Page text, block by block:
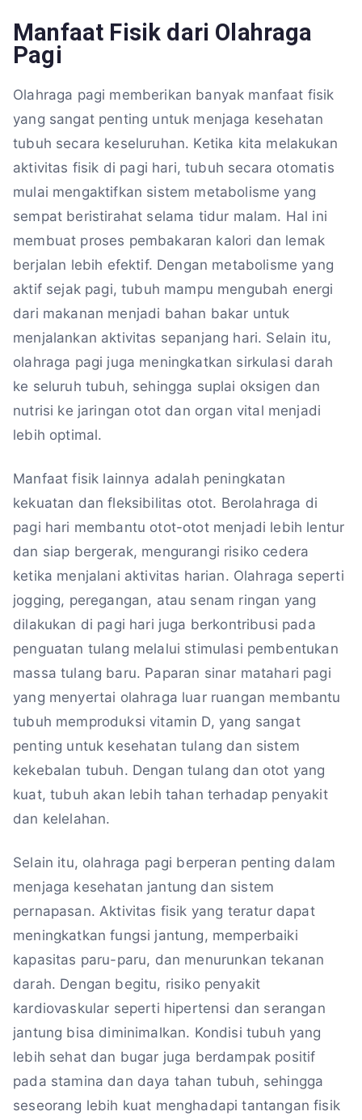
Manfaat Fisik dari Olahraga
Pagi
Olahraga pagi memberikan banyak manfaat fisik
yang sangat penting untuk menjaga kesehatan
tubuh secara keseluruhan. Ketika kita melakukan
aktivitas fisik di pagi hari, tubuh secara otomatis
mulai mengaktifkan sistem metabolisme yang
sempat beristirahat selama tidur malam. Hal ini
membuat proses pembakaran kalori dan lemak
berjalan lebih efektif. Dengan metabolisme yang
aktif sejak pagi, tubuh mampu mengubah energi
dari makanan menjadi bahan bakar untuk
menjalankan aktivitas sepanjang hari. Selain itu,
olahraga pagi juga meningkatkan sirkulasi darah
ke seluruh tubuh, sehingga suplai oksigen dan
nutrisi ke jaringan otot dan organ vital menjadi
lebih optimal.
Manfaat fisik lainnya adalah peningkatan
kekuatan dan fleksibilitas otot. Berolahraga di
pagi hari membantu otot-otot menjadi lebih lentur
dan siap bergerak, mengurangi risiko cedera
ketika menjalani aktivitas harian. Olahraga seperti
jogging, peregangan, atau senam ringan yang
dilakukan di pagi hari juga berkontribusi pada
penguatan tulang melalui stimulasi pembentukan
massa tulang baru. Paparan sinar matahari pagi
yang menyertai olahraga luar ruangan membantu
tubuh memproduksi vitamin D, yang sangat
penting untuk kesehatan tulang dan sistem
kekebalan tubuh. Dengan tulang dan otot yang
kuat, tubuh akan lebih tahan terhadap penyakit
dan kelelahan.
Selain itu, olahraga pagi berperan penting dalam
menjaga kesehatan jantung dan sistem
pernapasan. Aktivitas fisik yang teratur dapat
meningkatkan fungsi jantung, memperbaiki
kapasitas paru-paru, dan menurunkan tekanan
darah. Dengan begitu, risiko penyakit
kardiovaskular seperti hipertensi dan serangan
jantung bisa diminimalkan. Kondisi tubuh yang
lebih sehat dan bugar juga berdampak positif
pada stamina dan daya tahan tubuh, sehingga
seseorang lebih kuat menghadapi tantangan fisik